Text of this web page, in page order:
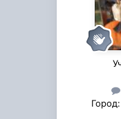
Город: